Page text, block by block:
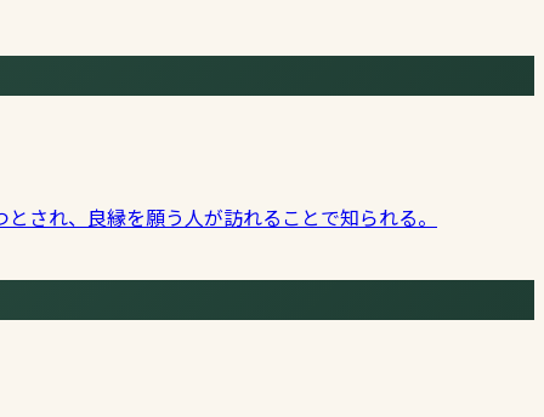
され、良縁を願う人が訪れることで知られる。